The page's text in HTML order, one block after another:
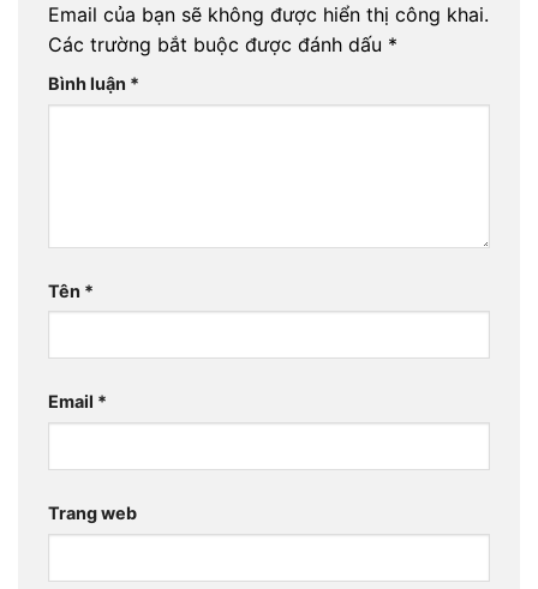
Email của bạn sẽ không được hiển thị công khai.
Các trường bắt buộc được đánh dấu *
Bình luận *
Tên *
Email *
Trang web